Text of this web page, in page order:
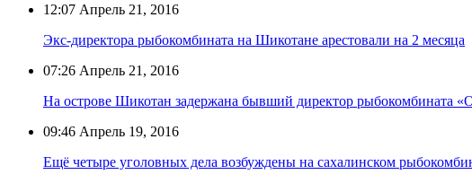
12:07 Апрель 21, 2016
Экс-директора рыбокомбината на Шикотане арестовали на 2 месяца
07:26 Апрель 21, 2016
На острове Шикотан задержана бывший директор рыбокомбината
09:46 Апрель 19, 2016
Ещё четыре уголовных дела возбуждены на сахалинском